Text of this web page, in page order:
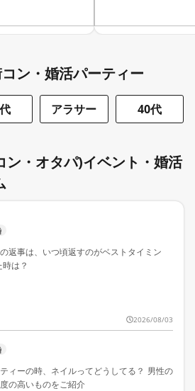
ン・婚活パーティー
アラサー 40代
ン・オタパ)イベント・婚活
返事は、いつ頃返すのがベストタイミン
は？
2026/08/03
ィーの時、ネイルってどうしてる？ 男性の
の高いものをご紹介